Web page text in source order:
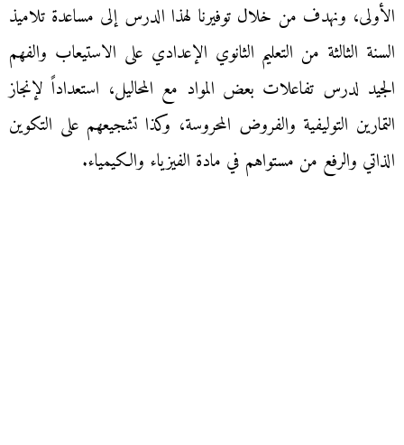
الأولى، ونهدف من خلال توفيرنا لهذا الدرس إلى مساعدة تلاميذ
السنة الثالثة من التعليم الثانوي الإعدادي على الاستيعاب والفهم
الجيد لدرس تفاعلات بعض المواد مع المحاليل، استعداداً لإنجاز
التمارين التوليفية والفروض المحروسة، وكذا تشجيعهم على التكوين
الذاتي والرفع من مستواهم في مادة الفيزياء والكيمياء.